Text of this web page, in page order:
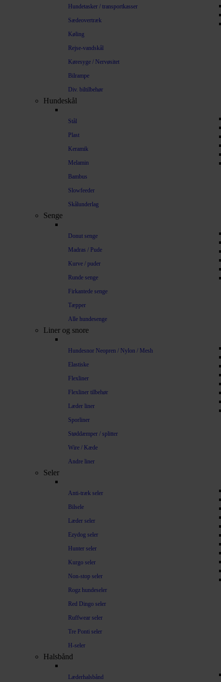
Hundetasker / transportkasser
Sædeovertræk
Køling
Rejse-vandskål
Køresyge / Nervøsitet
Bilrampe
Div. biltilbehør
Hundeskål
Stål
Plast
Keramik
Melamin
Bambus
Slowfeeder
Skålunderlag
Senge
Donut senge
Madras / Pude
Kurve / puder
Runde senge
Firkantede senge
Tæpper
Alle hundesenge
Liner og snore
Hundesnor Neopren / Nylon / Mesh
Elastiske
Flexliner
Flexliner tilbehør
Læder liner
Sporliner
Støddæmper / splitter
Wire / Kæde
Andre liner
Seler
Anti-træk seler
Bilsele
Læder seler
Ezydog seler
Hunter seler
Kurgo seler
Non-stop seler
Rogz hundeseler
Red Dingo seler
Ruffwear seler
Tre Ponti seler
H-seler
Halsbånd
Læderhalsbånd